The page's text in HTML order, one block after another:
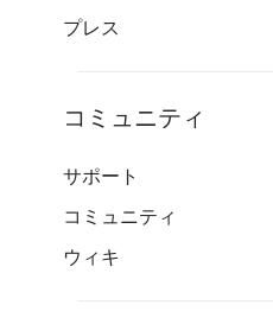
プレス
コミュニティ
サポート
コミュニティ
ウィキ